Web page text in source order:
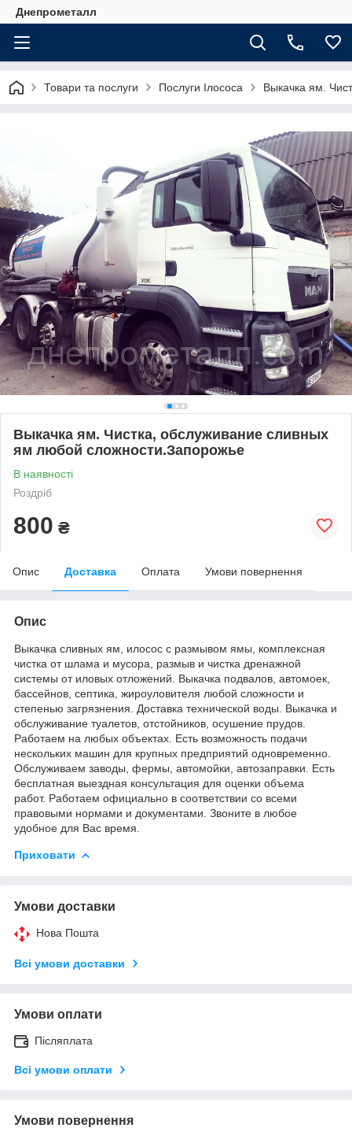
Днепрометалл
Товари та послуги Послуги Ілососа Выкачка ям.
Выкачка ям. Чистка, обслуживание сливных
ям любой сложности.Запорожье
В наявності
Роздріб
800 ₴
Опис Доставка Оплата Умови повернення
Опис
Выкачка сливных ям, илосос с размывом ямы, комплексная
чистка от шлама и мусора, размыв и чистка дренажной
системы от иловых отложений. Выкачка подвалов, автомоек,
бассейнов, септика, жироуловителя любой сложности и
степенью загрязнения. Доставка технической воды. Выкачка и
обслуживание туалетов, отстойников, осушение прудов.
Работаем на любых объектах. Есть возможность подачи
нескольких машин для крупных предприятий одновременно.
Обслуживаем заводы, фермы, автомойки, автозаправки. Есть
бесплатная выездная консультация для оценки объема
работ. Работаем официально в соответствии со всеми
правовыми нормами и документами. Звоните в любое
удобное для Вас время.
Приховати
Умови доставки
Нова Пошта
Всі умови доставки
Умови оплати
Післяплата
Всі умови оплати
Умови повернення